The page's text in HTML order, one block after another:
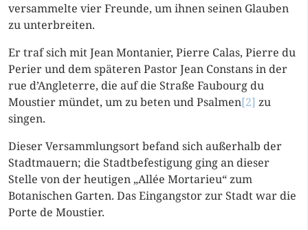
versammelte vier Freunde, um ihnen seinen Glauben
zu unterbreiten.
Er traf sich mit Jean Montanier, Pierre Calas, Pierre du
Perier und dem späteren Pastor Jean Constans in der
rue d’Angleterre, die auf die Straße Faubourg du
Moustier mündet, um zu beten und Psalmen[2] zu
singen.
Dieser Versammlungsort befand sich außerhalb der
Stadtmauern; die Stadtbefestigung ging an dieser
Stelle von der heutigen „Allée Mortarieu“ zum
Botanischen Garten. Das Eingangstor zur Stadt war die
Porte de Moustier.